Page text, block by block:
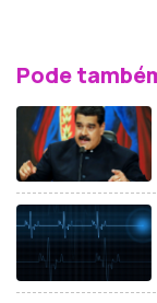
Pode